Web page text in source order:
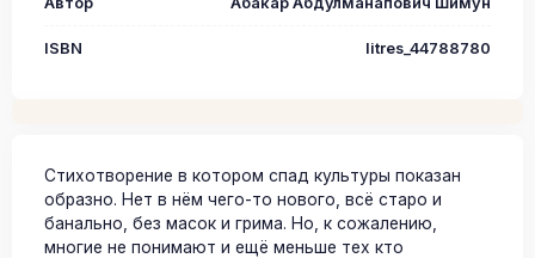
ISBN litres_44788780
Стихотворение в котором спад культуры показан
образно. Нет в нём чего-то нового, всё старо и
банально, без масок и грима. Но, к сожалению,
многие не понимают и ещё меньше тех кто